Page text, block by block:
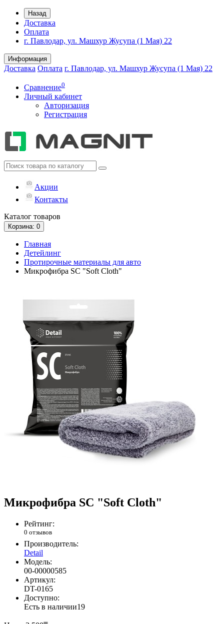
Назад
Доставка
Оплата
г. Павлодар, ул. Машхур Жусупа (1 Мая) 22
Информация
Доставка Оплата г. Павлодар, ул. Машхур Жусупа (1 Мая) 22
Сравнение0
Личный кабинет
Авторизация
Регистрация
Акции
Контакты
Каталог товаров
Корзина: 0
Главная
Детейлинг
Протирочные материалы для авто
Микрофибра SC "Soft Cloth"
Микрофибра SC "Soft Cloth"
Рейтинг:
0 отзывов
Производитель:
Detail
Модель:
00-00000585
Артикул:
DT-0165
Доступно:
Есть в наличии19